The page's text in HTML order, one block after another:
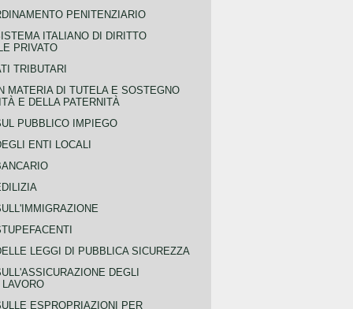
PENITENZIARIO
ITALIANO DI DIRITTO
PRIVATO
TRIBUTARI
MATERIA DI TUTELA E SOSTEGNO
E DELLA PATERNITÀ
PUBBLICO IMPIEGO
ENTI LOCALI
LEGGI DI PUBBLICA SICUREZZA
DEGLI
LAVORO
ESPROPRIAZIONI PER